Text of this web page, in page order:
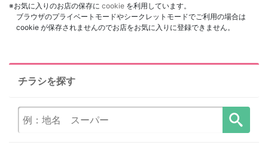
※お気に入りのお店の保存に cookie を利用しています。
ブラウザのプライベートモードやシークレットモードでご利用の場合は
cookie が保存されませんのでお店をお気に入りに登録できません。
チラシを探す